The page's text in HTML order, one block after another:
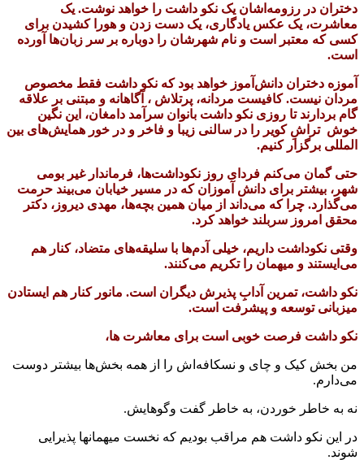
دختران در رزومه‌اشان یک نکو داشت را خواهد نوشت. یک
معاشرت، یک عکس یادگاری، یک دست زدن و هورا کشیدن برای
کسی که معتبر است و نام شهرشان را دوباره بر سر زبان‌ها آورده
است.
آموزه دختران دانش‌آموز خواهد بود که نکو داشت فقط مخصوص
مردان نیست. کافیست مردانه، پرتلاش ، آگاهانه و مبتنی بر علاقه
گام بردارند تا روزی نکو داشت بانوان سرآمد دامغان، این نگین
خوش تراشِ کویر را در سالنی زیبا و فاخر و در خور همایش‌های بین
المللی برگزار کنیم.
حتی گمان می‌کنم فردای روز نکوداشت‌ها، فرماندار غیر بومی
شهر، بیشتر برای دانش آموزان که در مسیر خیابان می‌بیند حرمت
می‌گذارد. چرا که می‌داند از میان همین بچه‌ها، مهدی دیروز، دکتر
محقق امروز سربلند خواهد کرد.
وقتی نکوداشت داریم، خیلی آدم‌ها با سلیقه‌های متضاد، کنار هم
می‌ایستند و میهمان را تکریم می‌کنند.
نکو داشت، تمرین آدابِ پذیرش دیگران است. مانور کنار هم ایستادن
میزبانی توسعه و پیشرفت است.
نکو داشت فرصت خوبی است برای معاشرت ها،
من بخش کیک و چای و نسکافه‌اش را از همه بخش‌ها بیشتر دوست
می‌دارم.
نه به خاطر خوردن، به خاطر گفت وگوهایش.
در این نکو داشت هم مراقب بودیم که نخست میهمانها پذیرایی
شوند.